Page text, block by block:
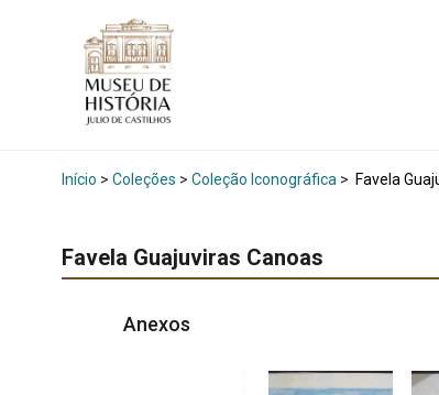
Início > Coleções > Coleção Iconográfica > Favela
Favela Guajuviras Canoas
Anexos